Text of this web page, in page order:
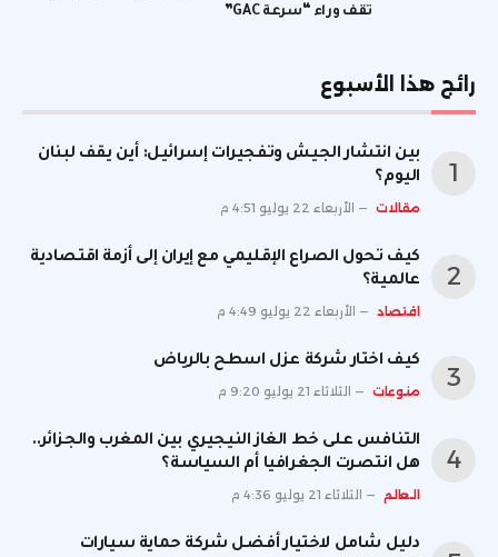
تقف وراء “سرعة GAC”
رائج هذا الأسبوع
بين انتشار الجيش وتفجيرات إسرائيل: أين يقف لبنان
اليوم؟
مقالات الأربعاء 22 يوليو 4:51 م
كيف تحول الصراع الإقليمي مع إيران إلى أزمة اقتصادية
عالمية؟
اقتصاد الأربعاء 22 يوليو 4:49 م
كيف اختار شركة عزل اسطح بالرياض
منوعات الثلاثاء 21 يوليو 9:20 م
التنافس على خط الغاز النيجيري بين المغرب والجزائر..
هل انتصرت الجغرافيا أم السياسة؟
العالم الثلاثاء 21 يوليو 4:36 م
دليل شامل لاختيار أفضل شركة حماية سيارات